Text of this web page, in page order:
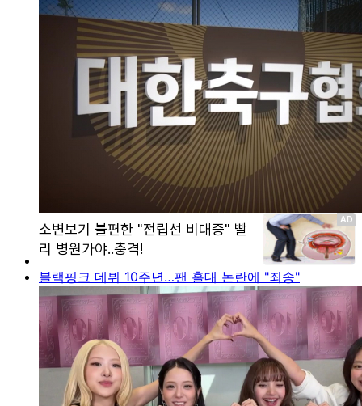
블랙핑크 데뷔 10주년…팬 홀대 논란에 "죄송"